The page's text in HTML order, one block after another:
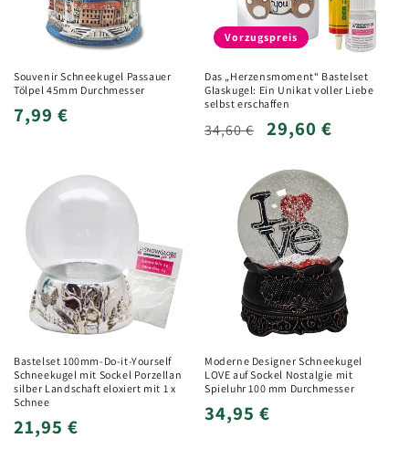
Souvenir Schneekugel Passauer
Tölpel 45mm Durchmesser
Normaler
Preis
7,99 €
Vorzugspreis
Das „Herzensmoment“ Bastelset
Glaskugel: Ein Unikat voller Liebe
selbst erschaffen
Normaler
34,60 € Verkaufspreis
29,60 €
Bastelset 100mm-Do-it-Yourself
Schneekugel mit Sockel Porzellan
silber Landschaft eloxiert mit 1 x
Schnee
Normaler
Preis
21,95 €
Moderne Designer Schneekugel
LOVE auf Sockel Nostalgie mit
Spieluhr 100 mm Durchmesser
Normaler
Preis
34,95 €